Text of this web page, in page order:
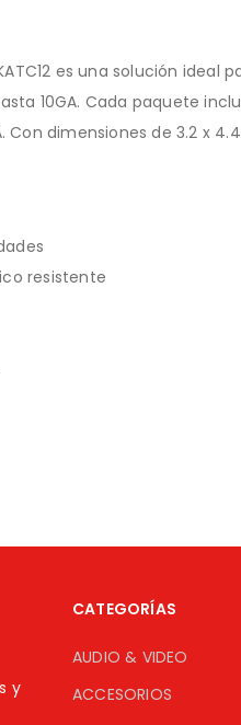
es una solución
10GA. Cada paquete
dimensiones de 3.2 x
resistente
y
CATEGORÍAS
AUDIO & VIDEO
ACCESORIOS